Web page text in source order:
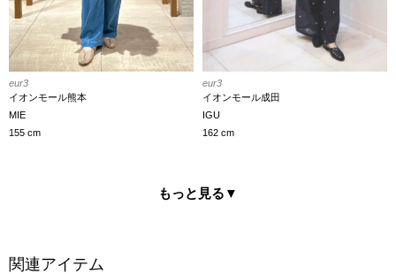
eur3
イオンモール熊本
MIE
155 cm
eur3
イオンモール成田
IGU
162 cm
もっと見る ▼
関連アイテム